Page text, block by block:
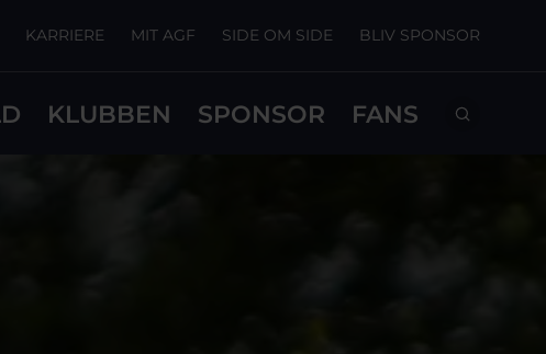
KLUBBEN SPONSOR FANS
KARRIERE MIT AGF SIDE OM SIDE BLIV SPONSOR